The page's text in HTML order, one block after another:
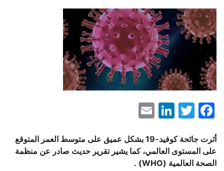
Facebook
Twitter
LinkedIn
أثرت جائحة كوفيد-19 بشكل عميق على متوسط العمر المتوقع
على المستوى العالمي، كما يشير تقرير حديث صادر عن منظمة
الصحة العالمية (WHO
) .